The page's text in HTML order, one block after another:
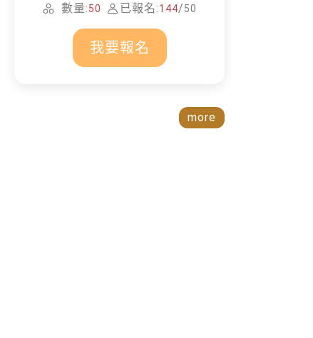
數量:50 已報名:144/50
我要報名
more